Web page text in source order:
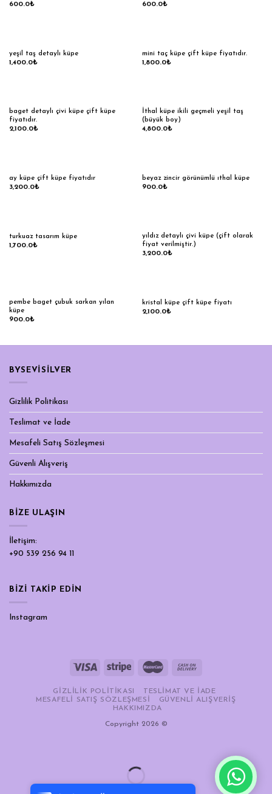
7/24 Canlı Destek
600.0₺
600.0₺
yeşil taş detaylı küpe
1,400.0₺
mini taç küpe çift küpe fiyatıdır.
1,800.0₺
baget detaylı çivi küpe çift küpe
fiyatıdır.
2,100.0₺
İthal küpe ikili geçmeli yeşil taş
(büyük boy)
4,800.0₺
ay küpe çift küpe fiyatıdır
3,200.0₺
beyaz zincir görünümlü ıthal küpe
900.0₺
turkuaz tasarım küpe
1,700.0₺
yıldız detaylı çivi küpe (çift olarak
fiyat verilmiştir.)
3,200.0₺
pembe baget çubuk sarkan yılan
küpe
900.0₺
kristal küpe çift küpe fiyatı
2,100.0₺
BYSEVİSİLVER
Gizlilik Politikası
Teslimat ve İade
Mesafeli Satış Sözleşmesi
Güvenli Alışveriş
Hakkımızda
BIZE ULAŞIN
İletişim:
+90 539 256 94 11
BİZİ TAKİP EDİN
Instagram
GIZLILIK POLITIKASI
TESLIMAT VE İADE
MESAFELI SATIŞ SÖZLEŞMESI
GÜVENLI ALIŞVERIŞ
HAKKIMIZDA
Copyright 2026 ©